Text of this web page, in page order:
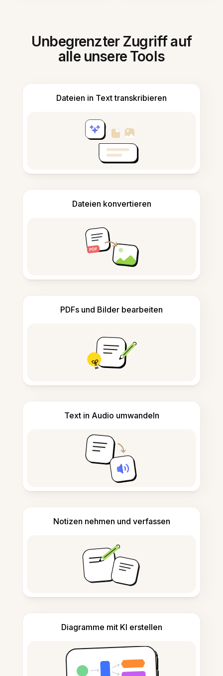
Unbegrenzter Zugriff auf
alle unsere Tools
Dateien in Text transkribieren
Dateien konvertieren
PDFs und Bilder bearbeiten
Text in Audio umwandeln
Notizen nehmen und verfassen
Diagramme mit KI erstellen